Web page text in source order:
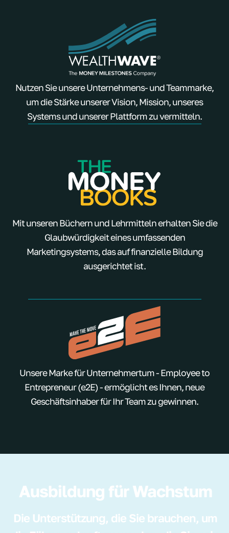
Nutzen Sie unsere Unternehmens- und Teammarke,
um die Stärke unserer Vision, Mission, unseres
Systems und unserer Plattform zu vermitteln.
Mit unseren Büchern und Lehrmitteln erhalten Sie die
Glaubwürdigkeit eines umfassenden
Marketingsystems, das auf finanzielle Bildung
ausgerichtet ist.
Unsere Marke für Unternehmertum - Employee to
Entrepreneur (e2E) - ermöglicht es Ihnen, neue
Geschäftsinhaber für Ihr Team zu gewinnen.
Ausbildung für Wachstum
Die Unterstützung, die Sie brauchen, um